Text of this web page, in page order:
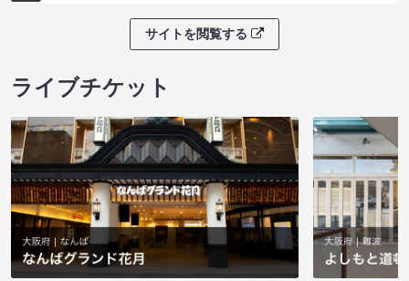
サイトを閲覧する
ライブチケット